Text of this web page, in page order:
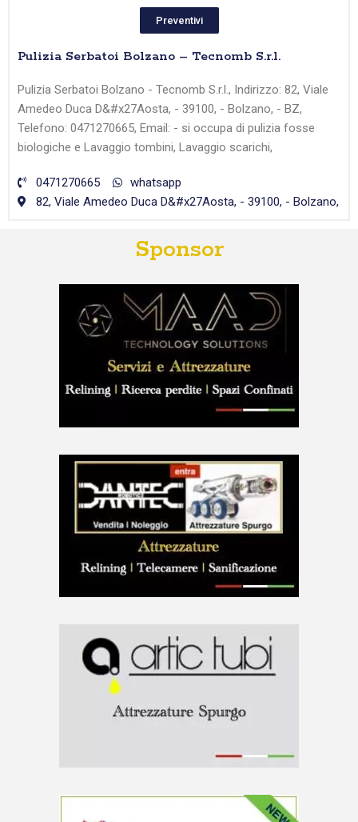
Preventivi
Pulizia Serbatoi Bolzano – Tecnomb S.r.l.
Pulizia Serbatoi Bolzano - Tecnomb S.r.l., Indirizzo: 82, Viale
Amedeo Duca D&#x27Aosta, - 39100, - Bolzano, - BZ,
Telefono: 0471270665, Email: - si occupa di pulizia fosse
biologiche e Lavaggio tombini, Lavaggio scarichi,
0471270665
whatsapp
82, Viale Amedeo Duca D&#x27Aosta, - 39100, - Bolzano,
Sponsor